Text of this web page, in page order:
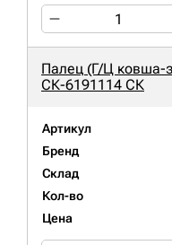
Палец (Г/Ц ковша-
СК-6191114 СК
Артикул
Бренд
Склад
Кол-во
Цена